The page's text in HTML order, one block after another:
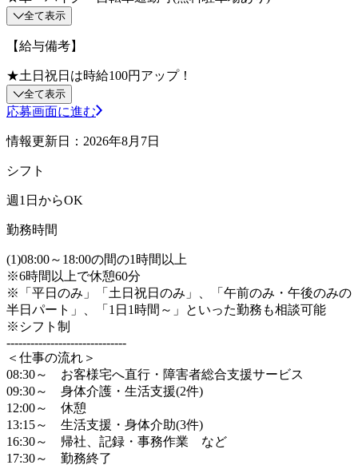
全て表示
【給与備考】
★土日祝日は時給100円アップ！
全て表示
応募画面に進む
情報更新日：2026年8月7日
シフト
週1日からOK
勤務時間
(1)08:00～18:00の間の1時間以上
※6時間以上で休憩60分
※「平日のみ」「土日祝日のみ」、「午前のみ・午後のみの
半日パート」、「1日1時間～」といった勤務も相談可能
※シフト制
------------------------------
＜仕事の流れ＞
08:30～ お客様宅へ直行・障害者総合支援サービス
09:30～ 身体介護・生活支援(2件)
12:00～ 休憩
13:15～ 生活支援・身体介助(3件)
16:30～ 帰社、記録・事務作業 など
17:30～ 勤務終了